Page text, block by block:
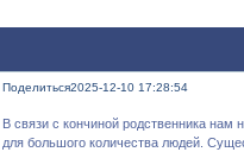
Поделиться2025-12-10 17:28:54
В связи с кончиной родственника нам
для большого количества людей.